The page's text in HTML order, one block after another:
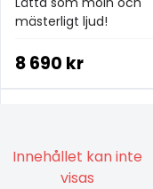
mästerligt ljud!
8 690 kr
Innehållet kan inte
visas